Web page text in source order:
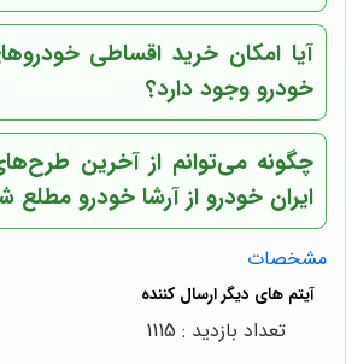
آیا امکان خرید اقساطی
خودرو وجود دارد؟
چگونه می‌توانم از آخرین
ایران خودرو از آرشا خودرو مطلع
مشخصات
تعداد بازدید : 1115